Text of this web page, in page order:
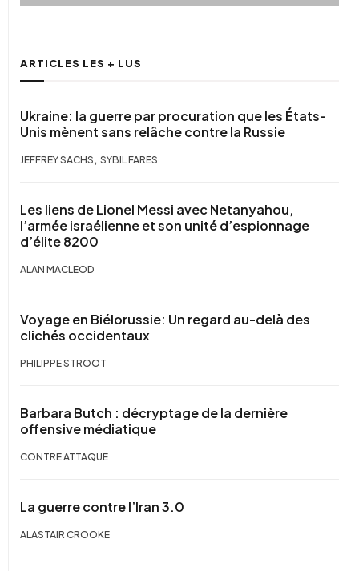
ARTICLES LES + LUS
Ukraine: la guerre par procuration que les États-
Unis mènent sans relâche contre la Russie
JEFFREY SACHS , SYBIL FARES
Les liens de Lionel Messi avec Netanyahou,
l’armée israélienne et son unité d’espionnage
d’élite 8200
ALAN MACLEOD
Voyage en Biélorussie: Un regard au-delà des
clichés occidentaux
PHILIPPE STROOT
Barbara Butch : décryptage de la dernière
offensive médiatique
CONTRE ATTAQUE
La guerre contre l’Iran 3.0
ALASTAIR CROOKE